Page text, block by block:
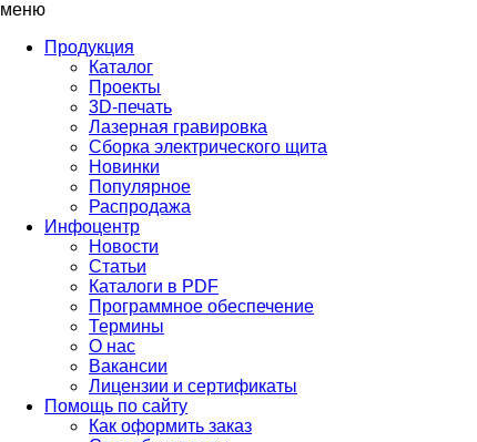
меню
Продукция
Каталог
Проекты
3D-печать
Лазерная гравировка
Сборка электрического щита
Новинки
Популярное
Распродажа
Инфоцентр
Новости
Статьи
Каталоги в PDF
Программное обеспечение
Термины
О нас
Вакансии
Лицензии и сертификаты
Помощь по сайту
Как оформить заказ